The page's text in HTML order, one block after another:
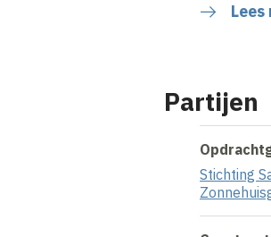
Partijen
Stichting